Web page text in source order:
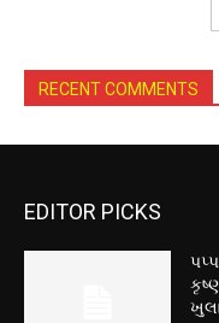
RECENT COMMENTS
EDITOR PICKS